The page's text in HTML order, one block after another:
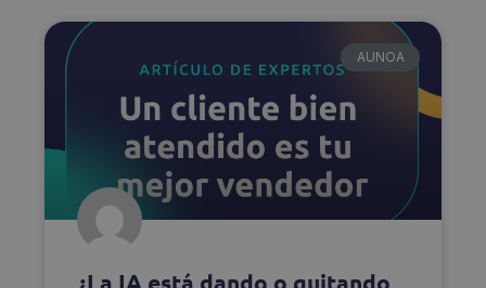
AUNOA
¿La IA está dando o quitando